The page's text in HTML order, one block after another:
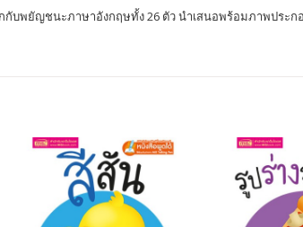
กับพยัญชนะภาษาอังกฤษทั้ง 26 ตัว นำเสนอพร้อมภาพประ